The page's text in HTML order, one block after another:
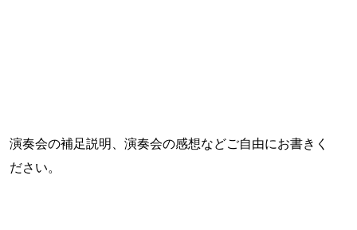
演奏会の補足説明、演奏会の感想などご自由にお書きく
ださい。